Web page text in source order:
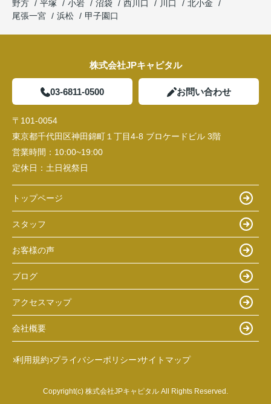
野方
平塚 小岩 沼袋 西川口 川口
北小金
尾張一宮
浜松 甲子園口
株式会社JPキャピタル
03-6811-0500 お問い合わせ
〒101-0054
東京都千代田区神田錦町１丁目4-8 ブロケードビル 3階
営業時間： 10:00~19:00
定休日： 土日祝祭日
トップページ
スタッフ
お客様の声
ブログ
アクセスマップ
会社概要
利用規約 プライバシーポリシー サイトマップ
Copyright(c) 株式会社JPキャピタル All Rights Reserved.